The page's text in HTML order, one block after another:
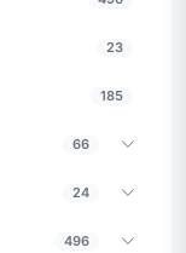
23
185
66
24
496